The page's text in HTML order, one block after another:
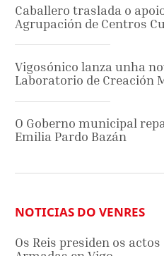
Caballero traslada o
Agrupación de Centros
Vigosónico lanza unha
Laboratorio de Creación
O Goberno municipal
Emilia Pardo Bazán
NOTICIAS DO VENRES
Os Reis presiden os